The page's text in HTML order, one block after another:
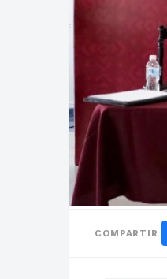
COMPARTIR